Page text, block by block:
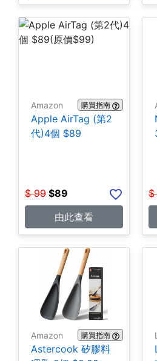
Amazon 購買指南
Apple AirTag (第2
代)4個 $89
$ 99 $89
由此查看
$
Amazon 購買指南
Astercook 矽膠料